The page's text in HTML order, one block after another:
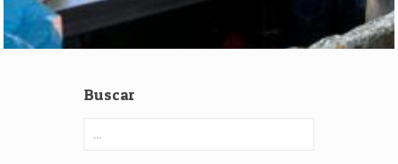
Buscar